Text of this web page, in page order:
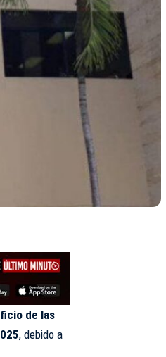
de las
, debido a